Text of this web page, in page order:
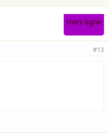
Hors ligne
#13